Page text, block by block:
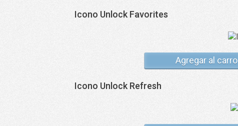
Icono Unlock Favorites
Agregar al carro
Icono Unlock Refresh